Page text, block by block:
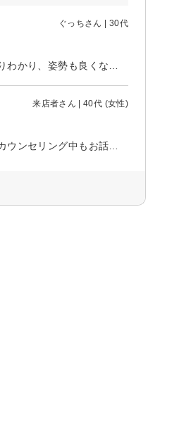
ぐっちさん | 30代
来店者さん | 40代 (女性)